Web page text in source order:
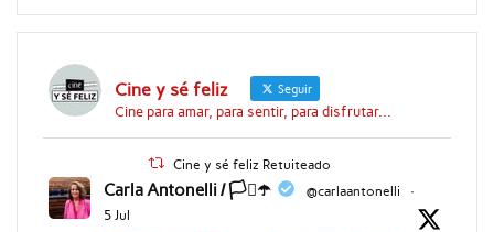
Cine y sé feliz Seguir
Cine para amar, para sentir, para disfrutar...
Cine y sé feliz Retuiteado
Carla Antonelli / 🏳️‍⚧️☂️ @carlaantonelli
·
5 Jul